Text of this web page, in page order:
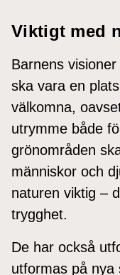
Viktigt med
Barnens
ska vara en
välkomna,
utrymme både
grönområden
människor och
naturen viktig –
trygghet.
De har också
utformas på